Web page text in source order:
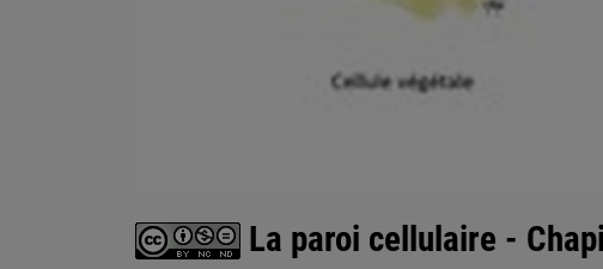
La paroi cellulaire -